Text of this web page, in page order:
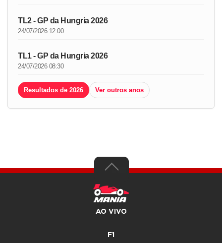
TL2 - GP da Hungria 2026
24/07/2026 12:00
TL1 - GP da Hungria 2026
24/07/2026 08:30
Resultados de 2026 Ver outros anos
AO VIVO
F1